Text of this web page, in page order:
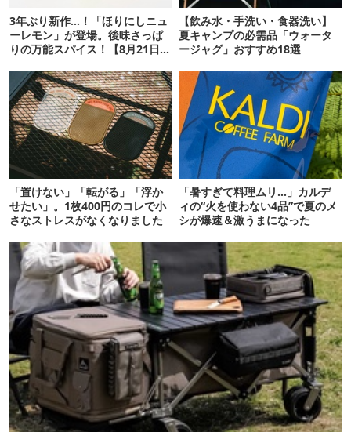
3年ぶり新作…！「ほりにしニュ
ーレモン」が登場。後味さっぱ
りの万能スパイス！【8月21日発
【飲み水・手洗い・食器洗い】
夏キャンプの必需品「ウォータ
ージャグ」おすすめ18選
「置けない」「転がる」「浮か
せたい」。1枚400円のコレで小
さなストレスがなくなりました
「暑すぎて料理ムリ…」カルデ
ィの“火を使わない4品”で夏のメ
シが爆速＆激うまになった